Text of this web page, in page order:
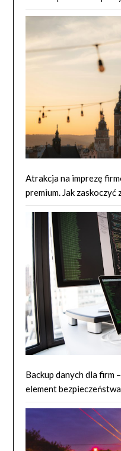
Atrakcja na imprezę
premium. Jak
Backup danych dla firm
element